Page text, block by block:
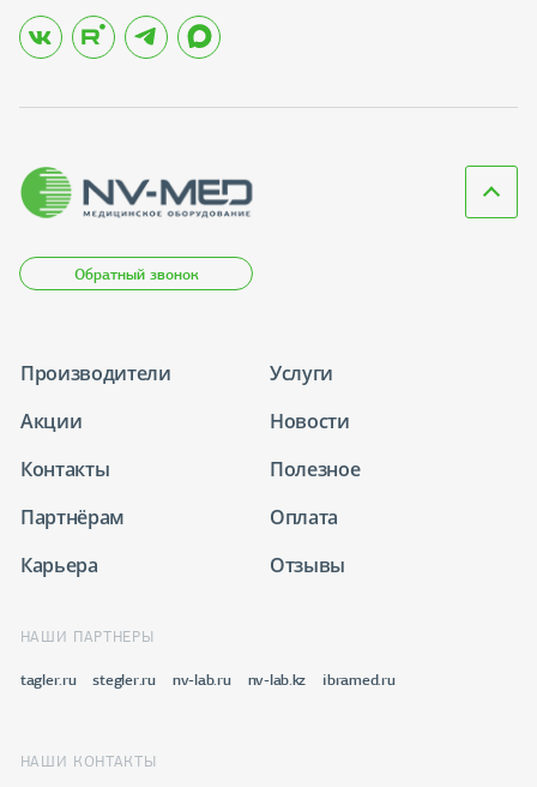
Обратный звонок
Производители
Услуги
Акции
Новости
Контакты
Полезное
Партнёрам
Оплата
Карьера
Отзывы
НАШИ ПАРТНЕРЫ
tagler.ru stegler.ru nv-lab.ru nv-lab.kz ibramed.ru
НАШИ КОНТАКТЫ